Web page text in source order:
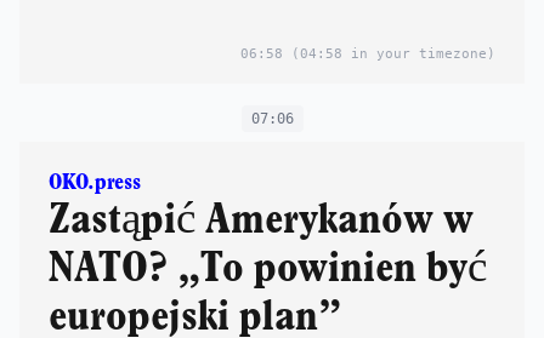
06:58 (04:58 in your timezone)
07:06
OKO.press
Zastąpić Amerykanów w
NATO? „To powinien być
europejski plan”